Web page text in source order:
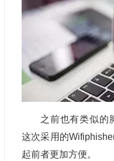
之前也有类似的
这次采用的
起前者更加方便。